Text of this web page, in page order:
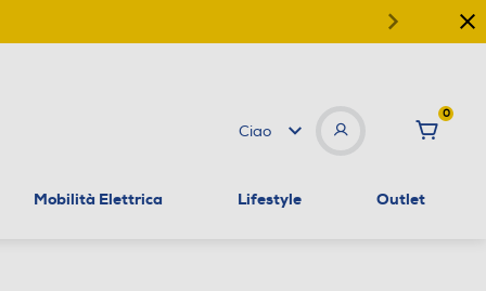
Ciao
0
Mobilità Elettrica Lifestyle Outlet